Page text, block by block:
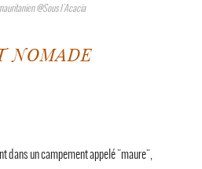
@Sous l'Acacia
NOMADE
dans un campement appelé "maure",